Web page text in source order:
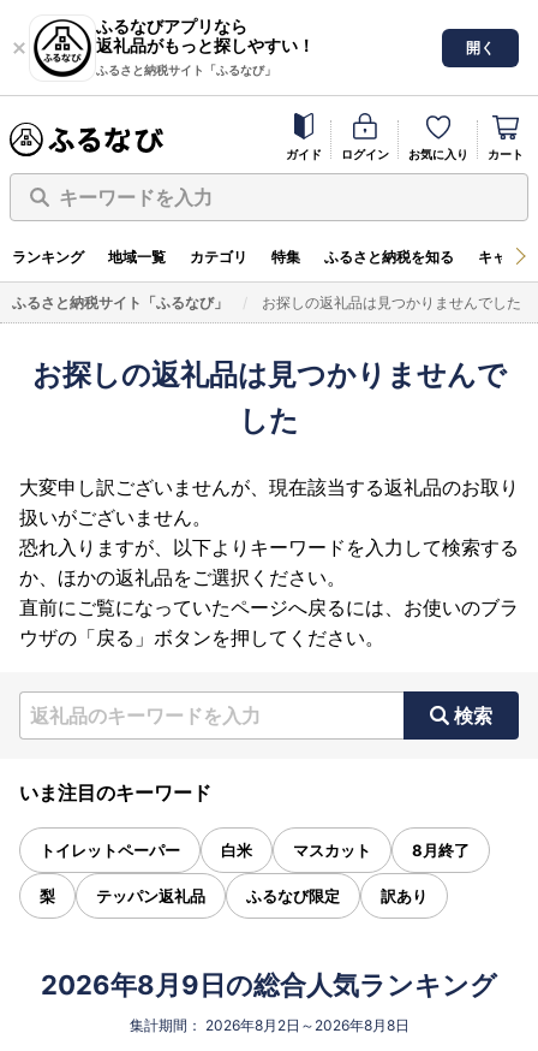
ふるなびアプリなら
返礼品がもっと探しやすい！
ふるさと納税サイト「ふるなび」
開く
ガイド ログイン お気に入り カート
キーワードを入力
ランキング 地域一覧 カテゴリ 特集 ふるさと納税を知る キャン
ふるさと納税サイト「ふるなび」 お探しの返礼品は見つかりませんでした
お探しの返礼品は見つかりませんで
した
大変申し訳ございませんが、現在該当する返礼品のお取り
扱いがございません。
恐れ入りますが、以下よりキーワードを入力して検索する
か、ほかの返礼品をご選択ください。
直前にご覧になっていたページへ戻るには、お使いのブラ
ウザの「戻る」ボタンを押してください。
検索
いま注目のキーワード
トイレットペーパー 白米 マスカット 8月終了
梨 テッパン返礼品 ふるなび限定 訳あり
2026年8月9日の総合人気ランキング
集計期間： 2026年8月2日～2026年8月8日